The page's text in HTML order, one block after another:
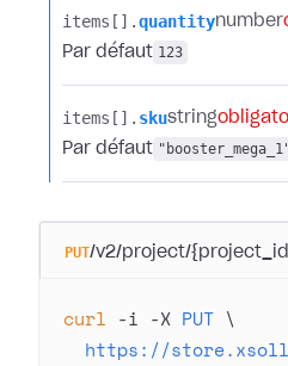
items[].​quantitynumber
Par défaut 123
items[].​ skustring
Par défaut
PUT/v2/project/
curl -i -X PUT \
https://